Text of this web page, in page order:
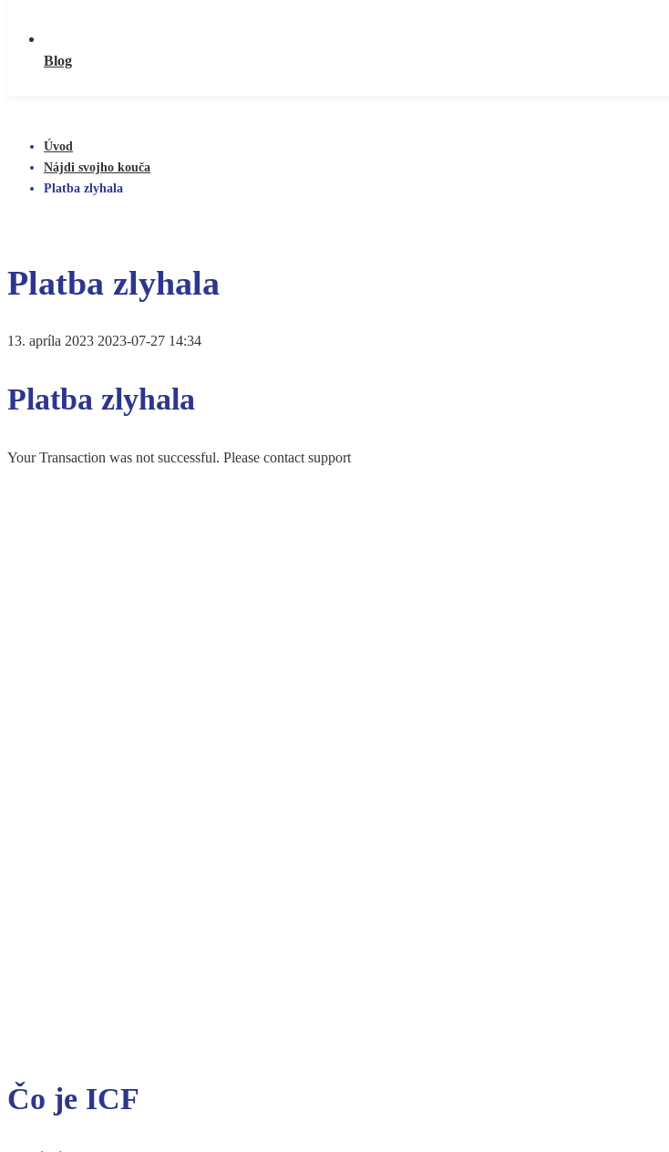
Blog
Úvod
Nájdi svojho kouča
Platba zlyhala
Platba zlyhala
13. apríla 2023 2023-07-27 14:34
Platba zlyhala
Your Transaction was not successful. Please contact support
Čo je ICF